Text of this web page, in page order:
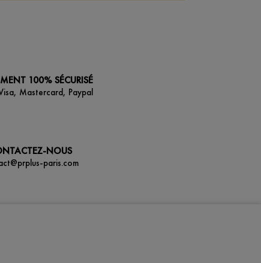
100% SÉCURISÉ
Mastercard, Paypal
NOUS
paris.com